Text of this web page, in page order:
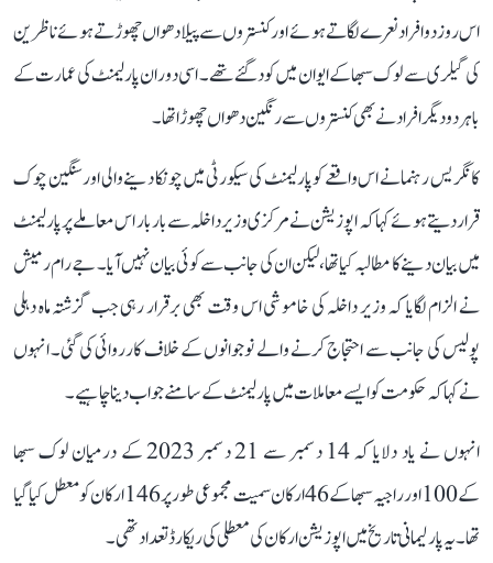
اس روز دو افراد نعرے لگاتے ہوئے اور کنستروں سے پیلا دھواں چھوڑتے ہوئے ناظرین
کی گیلری سے لوک سبھا کے ایوان میں کود گئے تھے۔ اسی دوران پارلیمنٹ کی عمارت کے
باہر دو دیگر افراد نے بھی کنستروں سے رنگین دھواں چھوڑا تھا۔
کانگریس رہنما نے اس واقعے کو پارلیمنٹ کی سیکورٹی میں چونکا دینے والی اور سنگین چوک
قرار دیتے ہوئے کہا کہ اپوزیشن نے مرکزی وزیر داخلہ سے بار بار اس معاملے پر پارلیمنٹ
میں بیان دینے کا مطالبہ کیا تھا، لیکن ان کی جانب سے کوئی بیان نہیں آیا۔ جے رام رمیش
نے الزام لگایا کہ وزیر داخلہ کی خاموشی اس وقت بھی برقرار رہی جب گزشتہ ماہ دہلی
پولیس کی جانب سے احتجاج کرنے والے نوجوانوں کے خلاف کارروائی کی گئی۔ انہوں
نے کہا کہ حکومت کو ایسے معاملات میں پارلیمنٹ کے سامنے جواب دینا چاہیے۔
انہوں نے یاد دلایا کہ 14 دسمبر سے 21 دسمبر 2023 کے درمیان لوک سبھا
کے 100 اور راجیہ سبھا کے 46 ارکان سمیت مجموعی طور پر 146 ارکان کو معطل کیا گیا
تھا۔ یہ پارلیمانی تاریخ میں اپوزیشن ارکان کی معطلی کی ریکارڈ تعداد تھی۔